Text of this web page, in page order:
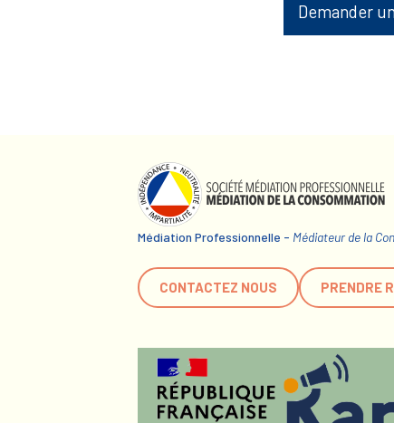
Demander
Médiation Professionnelle - Médiateur de la
CONTACTEZ NOUS PRENDRE